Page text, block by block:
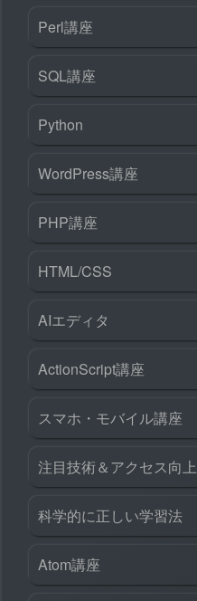
Perl講座
SQL講座
Python
WordPress講座
PHP講座
HTML/CSS
AIエディタ
ActionScript講座
スマホ・モバイル講座
注目技術＆アクセス向上
科学的に正しい学習法
Atom講座